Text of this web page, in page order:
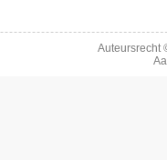
Auteursrecht